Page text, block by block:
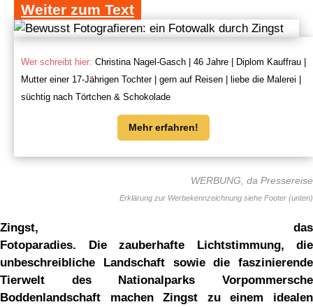
Weiter zum Text
Wer schreibt hier: Christina Nagel-Gasch | 46 Jahre | Diplom Kauffrau |
Mutter einer 17-Jährigen Tochter | gern auf Reisen | liebe die Malerei |
süchtig nach Törtchen & Schokolade
Mehr erfahren!
WERBUNG, da Pressereise
Zingst, das
Fotoparadies. Die zauberhafte Lichtstimmung, die
unbeschreibliche Landschaft sowie die faszinierende
Tierwelt des Nationalparks Vorpommersche
Boddenlandschaft machen Zingst zu einem idealen